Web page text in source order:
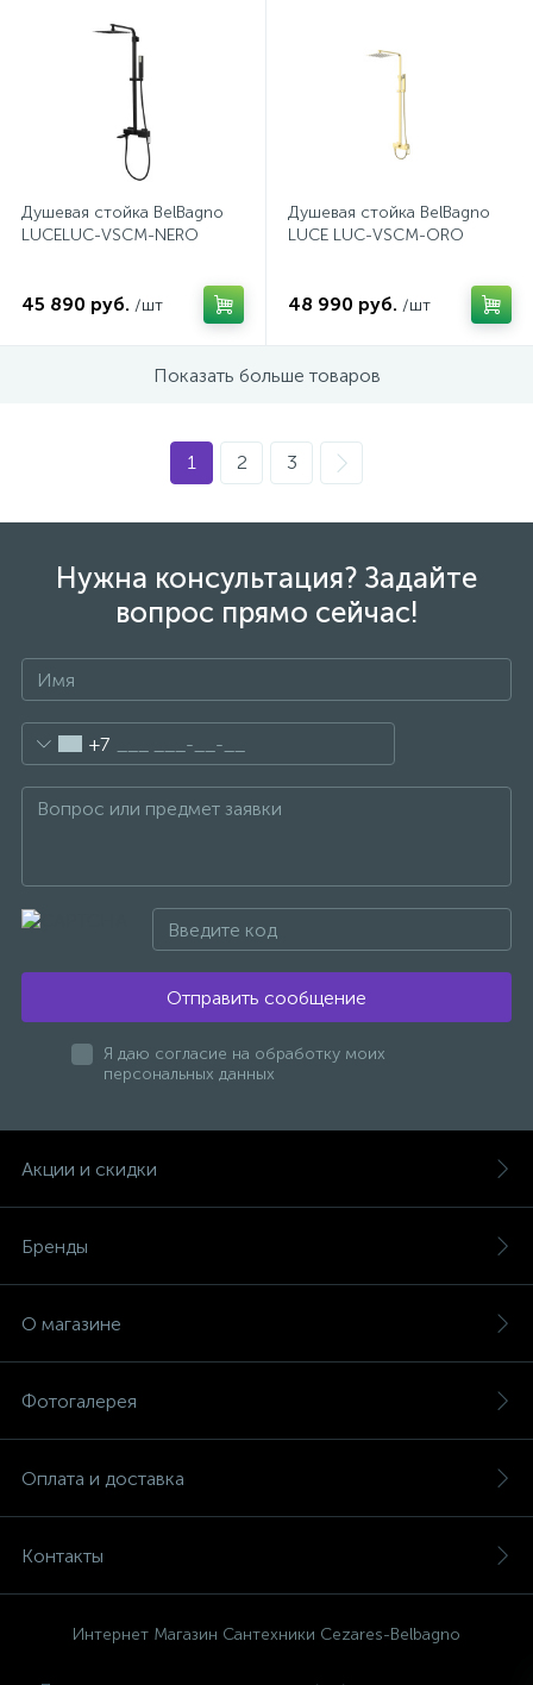
Душевая стойка BelBagno
LUCELUC-VSCM-NERO
45 890 руб. /шт
Душевая стойка BelBagno
LUCE LUC-VSCM-ORO
48 990 руб. /шт
Показать больше товаров
1 2 3
Нужна консультация? Задайте
вопрос прямо сейчас!
+7
Отправить сообщение
Я даю согласие на обработку моих
персональных данных
Акции и скидки
Бренды
О магазине
Фотогалерея
Оплата и доставка
Контакты
Интернет Магазин Сантехники Cezares-Belbagno